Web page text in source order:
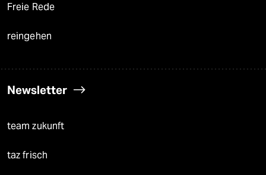
Freie Rede
reingehen
Newsletter
team zukunft
taz frisch